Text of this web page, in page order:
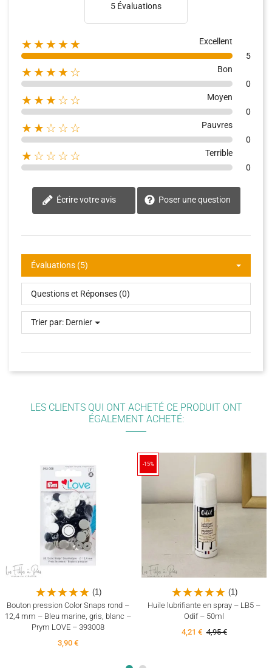
5 Évaluations
★★★★★
Excellent
5
★★★★☆
Bon
0
★★★☆☆
Moyen
0
★★☆☆☆
Pauvres
0
★☆☆☆☆
Terrible
0
Écrire votre avis Poser une question
Évaluations (5)
Questions et Réponses (0)
Trier par: Dernier
LES CLIENTS QUI ONT ACHETÉ CE PRODUIT ONT
ÉGALEMENT ACHETÉ:
(1)
Bouton pression Color Snaps rond –
12,4 mm – Bleu marine, gris, blanc –
Prym LOVE – 393008
3,90 €
-15%
(1)
Huile lubrifiante en spray – LB5 –
Odif – 50ml
4,21 € 4,95 €